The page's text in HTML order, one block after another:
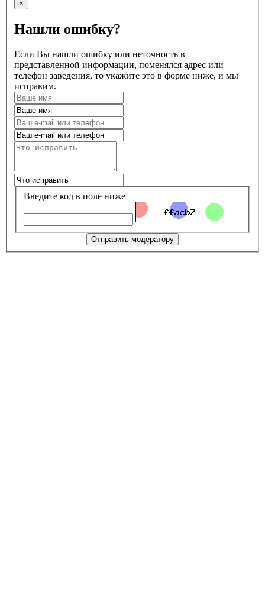
×
Нашли ошибку?
Если Вы нашли ошибку или неточность в
представленной информации, поменялся адрес или
телефон заведения, то укажите это в форме ниже, и мы
исправим.
Введите код в поле ниже
Отправить модератору